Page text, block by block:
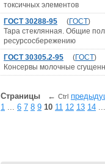
токсичных элементов
ГОСТ 30288-95 (ГОСТ)
Тара стеклянная. Общие
ресурсосбережению
ГОСТ 30305.2-95 (ГОСТ)
Консервы молочные
Страницы ← Ctrl
1 ... 6 7 8 9 10 11 12 13 14